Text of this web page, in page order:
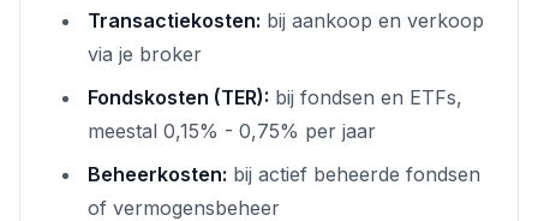
Transactiekosten: bij aankoop en verkoop
via je broker
Fondskosten (TER): bij fondsen en ETFs,
meestal 0,15% - 0,75% per jaar
Beheerkosten: bij actief beheerde fondsen
of vermogensbeheer